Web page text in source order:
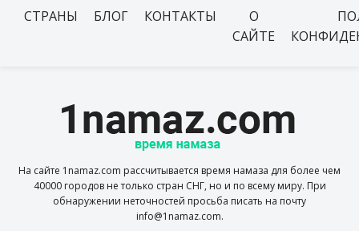
СТРАНЫ БЛОГ КОНТАКТЫ
О
САЙТЕ
На сайте 1namaz.com рассчитывается время намаза для более чем
40000 городов не только стран СНГ, но и по всему миру. При
обнаружении неточностей просьба писать на почту
info@1namaz.com.